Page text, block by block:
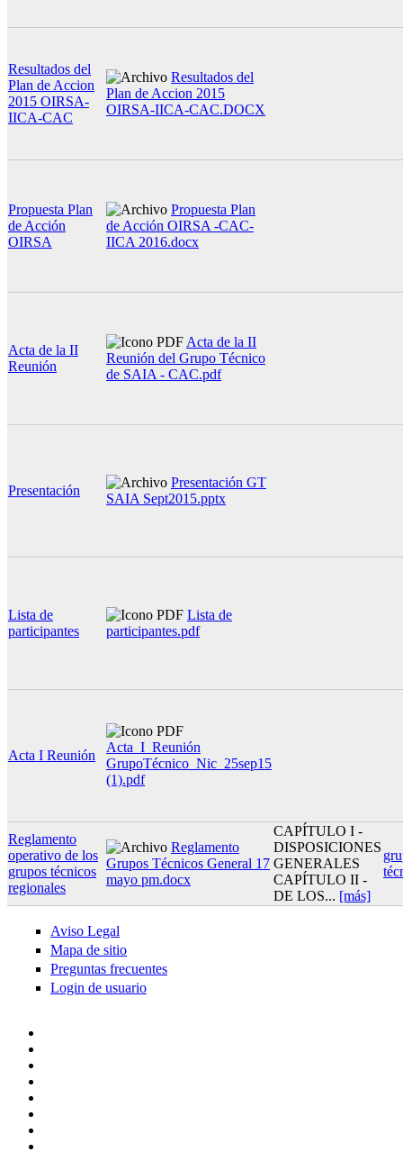
Resultados del
Plan de Accion
2015 OIRSA-
IICA-CAC
Resultados del
Plan de Accion 2015
OIRSA-IICA-CAC.DOCX
Propuesta Plan
de Acción
OIRSA
Propuesta Plan
de Acción OIRSA -CAC-
IICA 2016.docx
Acta de la II
Reunión
Acta de la II
Reunión del Grupo Técnico
de SAIA - CAC.pdf
Presentación
Presentación GT
SAIA Sept2015.pptx
Lista de
participantes
Lista de
participantes.pdf
Acta I Reunión
Acta_I_Reunión
GrupoTécnico_Nic_25sep15
(1).pdf
Reglamento
operativo de los
grupos técnicos
regionales
Reglamento
Grupos Técnicos General 17
mayo pm.docx
CAPÍTULO I -
DISPOSICIONES
GENERALES
CAPÍTULO II -
DE LOS... [más]
Aviso Legal
Mapa de sitio
Preguntas frecuentes
Login de usuario